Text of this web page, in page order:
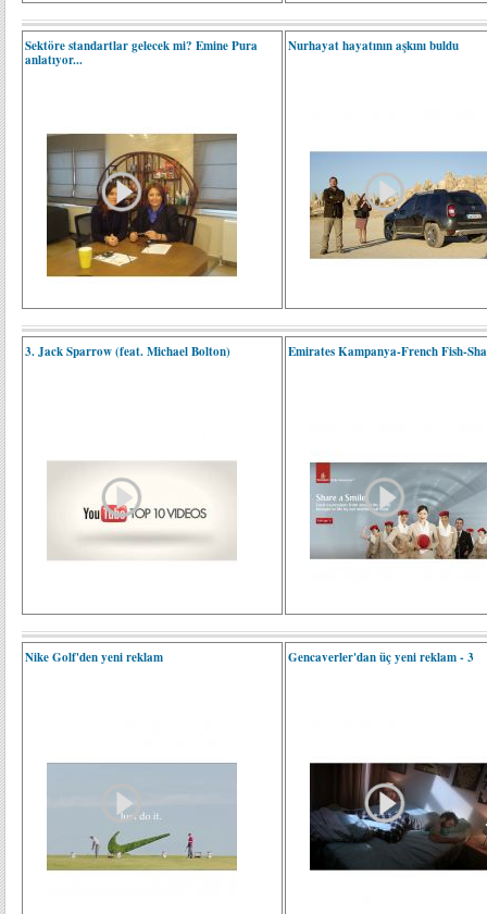
Sektöre standartlar gelecek mi? Emine Pura
anlatıyor...
Nurhayat hayatının aşkını buldu
3. Jack Sparrow (feat. Michael Bolton) Emirates Kampanya-French Fish-
Nike Golf'den yeni reklam Gencaverler'dan üç yeni reklam - 3